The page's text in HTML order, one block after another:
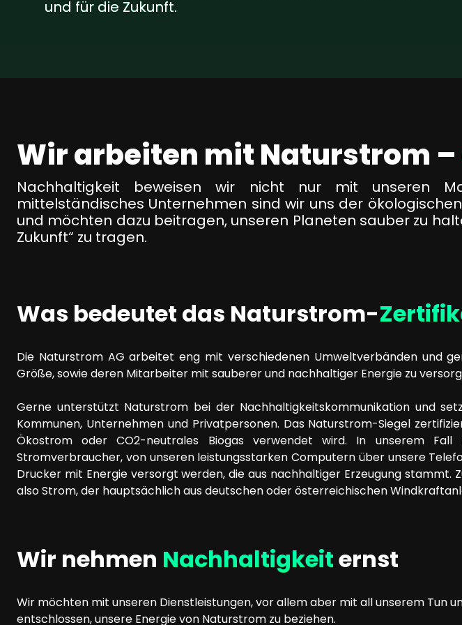
SEO Beratungund für die Zukunft.
Wir arbeiten mit Naturstrom –
Nachhaltigkeit beweisen wir nicht nur mit unseren
mittelständisches Unternehmen sind wir uns der
und möchten dazu beitragen, unseren Planeten sauber zu
Zukunft“ zu tragen.
Was bedeutet das Naturstrom-
Die Naturstrom AG arbeitet eng mit verschiedenen Umweltverbänden und
Größe, sowie deren Mitarbeiter mit sauberer und nachhaltiger Energie zu
Gerne unterstützt Naturstrom bei der Nachhaltigkeitskommunikation und
Kommunen, Unternehmen und Privatpersonen. Das Naturstrom-Siegel
Ökostrom oder CO2-neutrales Biogas verwendet wird. In unserem
Stromverbraucher, von unseren leistungsstarken Computern über unsere
Drucker mit Energie versorgt werden, die aus nachhaltiger Erzeugung stammt.
also Strom, der hauptsächlich aus deutschen oder österreichischen
Wir nehmen Nachhaltigkeiternst
Wir möchten mit unseren Dienstleistungen, vor allem aber mit all unserem Tun
entschlossen, unsere Energie von Naturstrom zu beziehen.